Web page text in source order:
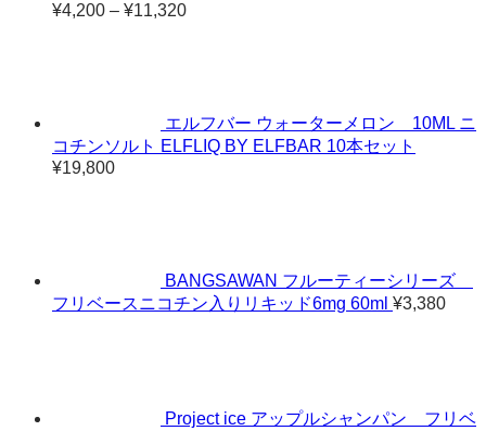
¥4,200 – ¥11,320価
¥11,320
エルフバー ウォーターメロン 10ML ニ
コチンソルト ELFLIQ BY ELFBAR 10本セット
¥19,800
BANGSAWAN フルーティーシリーズ
フリベースニコチン入りリキッド6mg 60ml ¥3,380
Project ice アップルシャンパン フリベ